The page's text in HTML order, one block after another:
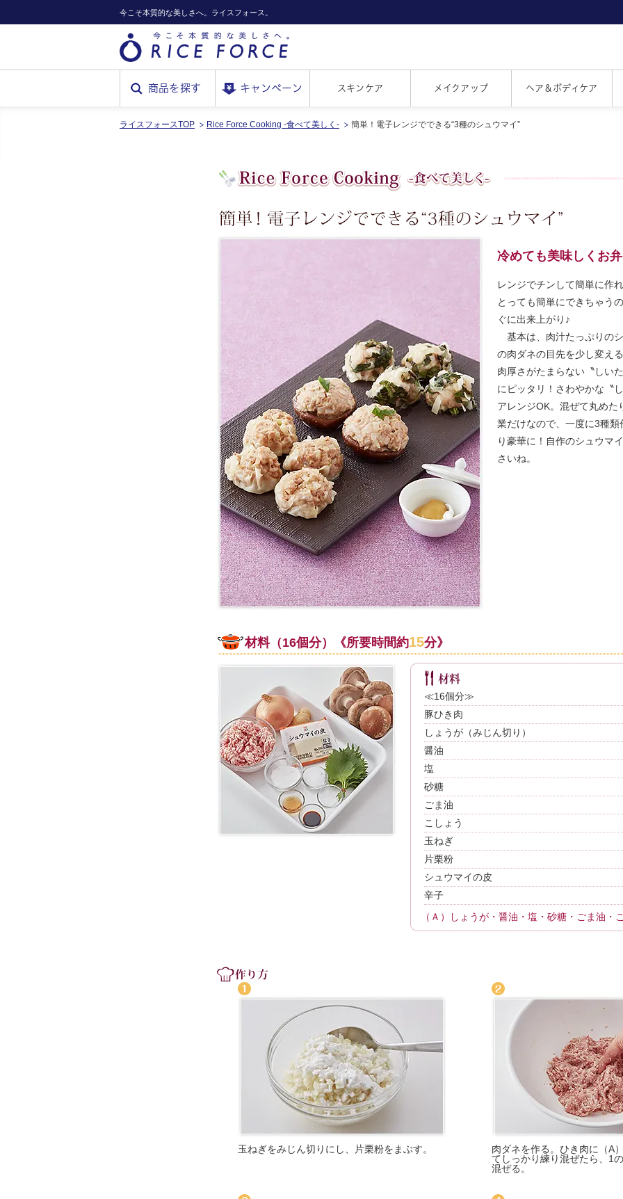
今こそ本質的な美しさへ。ライスフォース。
RICE
商品を探す キャンペーン スキンケア メイクアップ ヘア＆ボディケア
ライスフォースTOP Rice Force Cooking -食べて美しく- 簡単！電子レンジでできる“3種のシュウマイ”
冷めても美味しくお
レンジでチンして簡単に作
とっても簡単にできちゃう
ぐに出来上がり♪
基本は、肉汁たっぷりの
の肉ダネの目先を少し変え
肉厚さがたまらない〝しい
にピッタリ！さわやかな〝
アレンジOK。混ぜて丸めた
業だけなので、一度に3種
り豪華に！自作のシュウマ
さいね。
材料（16個分）《所要時間約15分》
≪16個分≫
豚ひき肉
しょうが（みじん切り）
醤油
塩
砂糖
ごま油
こしょう
玉ねぎ
片栗粉
シュウマイの皮
辛子
（Ａ）しょうが・醤油・塩・砂糖・ごま油・
玉ねぎをみじん切りにし、片栗粉をまぶす。
肉ダネを作る。ひき肉に（A
てしっかり練り混ぜたら、1
混ぜる。